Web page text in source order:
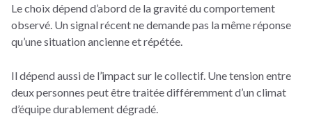
Le choix dépend d’abord de la gravité du comportement
observé. Un signal récent ne demande pas la même réponse
qu’une situation ancienne et répétée.
Il dépend aussi de l’impact sur le collectif. Une tension entre
deux personnes peut être traitée différemment d’un climat
d’équipe durablement dégradé.